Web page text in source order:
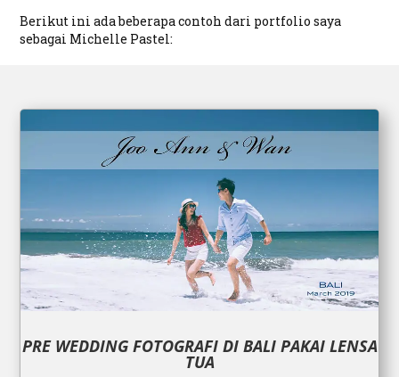
Berikut ini ada beberapa contoh dari portfolio saya
sebagai Michelle Pastel:
PRE WEDDING FOTOGRAFI DI BALI PAKAI LENSA
TUA